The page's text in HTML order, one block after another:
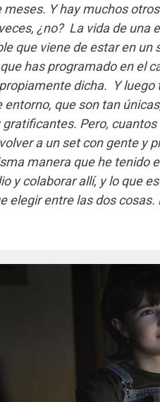
meses. Y hay muchos
¿no? La vida de
que viene de estar en
has programado en el
dicha. Y
entorno, que son tan
Pero,
a un set con gente y
manera que he tenido
y colaborar allí, y lo que
elegir entre las dos